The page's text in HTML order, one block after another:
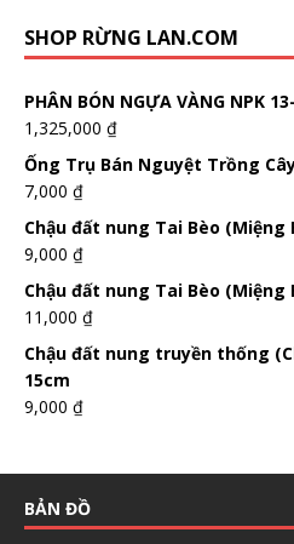
SHOP RỪNG LAN.COM
PHÂN BÓN NGỰA VÀNG NPK
1,325,000 ₫
Ống Trụ Bán Nguyệt Trồng
7,000 ₫
Chậu đất nung Tai Bèo (Miệng
9,000 ₫
Chậu đất nung Tai Bèo (Miệng
11,000 ₫
Chậu đất nung truyền thống
15cm
9,000 ₫
BẢN ĐỒ